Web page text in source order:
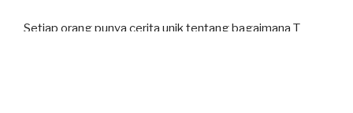
Setiap orang punya cerita unik tentang bagaimana T